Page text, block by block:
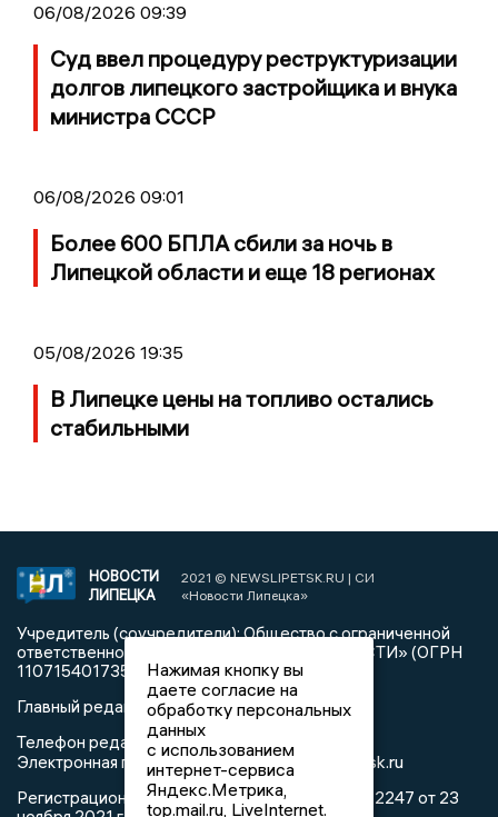
06/08/2026 09:39
Суд ввел процедуру реструктуризации
долгов липецкого застройщика и внука
министра СССР
06/08/2026 09:01
Более 600 БПЛА сбили за ночь в
Липецкой области и еще 18 регионах
05/08/2026 19:35
В Липецке цены на топливо остались
стабильными
НОВОСТИ
ЛИПЕЦКА
2021 © NEWSLIPETSK.RU | СИ
«Новости Липецка»
Учредитель (соучредители): Общество с ограниченной
ответственностью «РЕГИОНАЛЬНЫЕ НОВОСТИ» (ОГРН
1107154017354)
Главный редактор: Герцог Е.Г.
Телефон редакции: +7 903 699 9427
Электронная почта редакции:info@newslipetsk.ru
Регистрационный номер: серия Эл № ФС77-82247 от 23
Нажимая кнопку вы
даете согласие на
обработку персональных
данных
с использованием
интернет-сервиса
Яндекс.Метрика,
top.mail.ru, LiveInternet.